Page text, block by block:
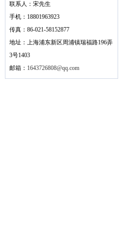
联系人：宋先生
手机：18801963923
传真：86-021-58152877
地址：上海浦东新区周浦镇瑞福路196弄
3号1403
邮箱： 1643726808@qq.com